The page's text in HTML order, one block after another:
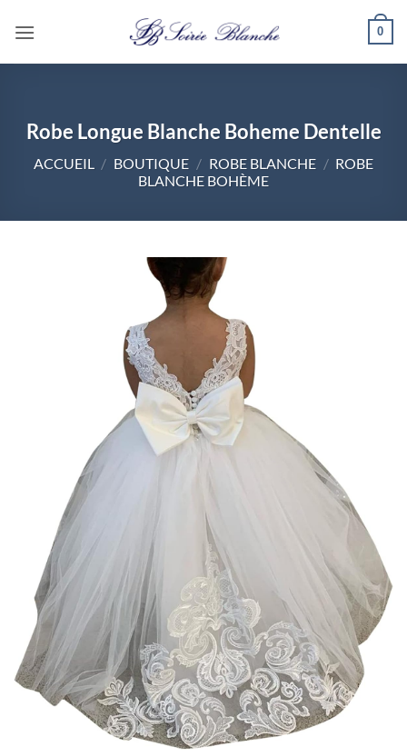
0
Robe Longue Blanche Boheme Dentelle
ACCUEIL / BOUTIQUE / ROBE BLANCHE / ROBE
BLANCHE BOHÈME